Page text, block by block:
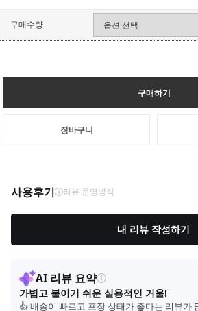
구매수량
구매하기
장바구니